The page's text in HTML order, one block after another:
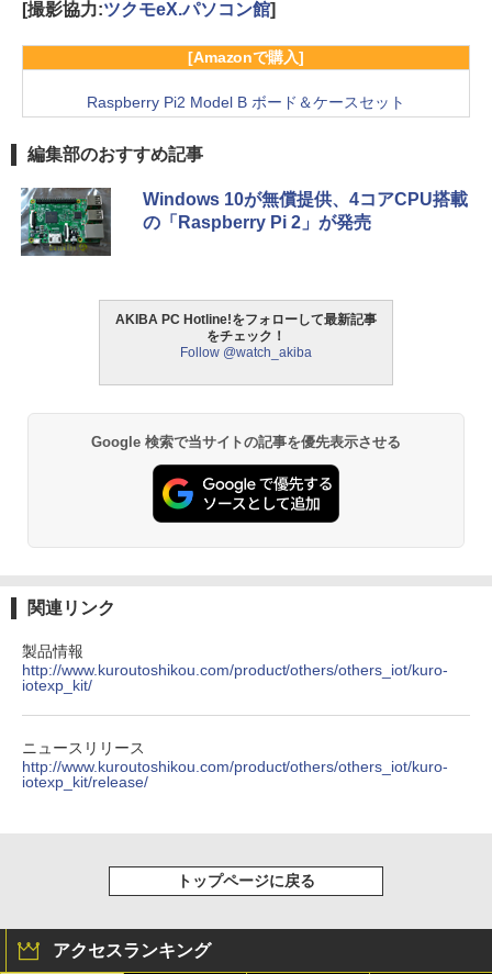
[撮影協力:ツクモeX.パソコン館]
[Amazonで購入]
Raspberry Pi2 Model B ボード＆ケースセット
編集部のおすすめ記事
Windows 10が無償提供、4コアCPU搭載
の「Raspberry Pi 2」が発売
AKIBA PC Hotline!をフォローして最新記事
をチェック！
Follow @watch_akiba
Google 検索で当サイトの記事を優先表示させる
関連リンク
製品情報
http://www.kuroutoshikou.com/product/others/others_iot/kuro-
iotexp_kit/
ニュースリリース
http://www.kuroutoshikou.com/product/others/others_iot/kuro-
iotexp_kit/release/
トップページに戻る
アクセスランキング